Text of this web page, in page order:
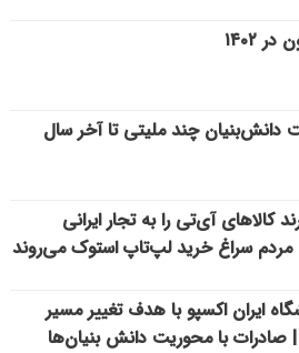
۱۴۰۲
چند ملیتی تا آخر سال
کالاهای آی‌تی را به تجار ایرانی
سراغ خرید لپ‌تاپ استوک می‌روند
ایران اکسپو با هدف تغییر مسیر
صادرات با محوریت دانش بنیان‌ها